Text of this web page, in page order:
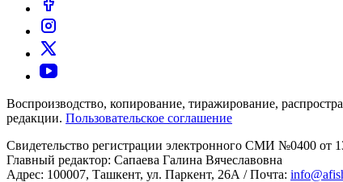
Воспроизводство, копирование, тиражирование,
редакции. Пользовательское соглашение
Свидетельство регистрации электронного СМИ №0400 от
Главный редактор: Сапаева Галина Вячеславовна
Адрес: 100007, Ташкент, ул. Паркент, 26А / Почта: